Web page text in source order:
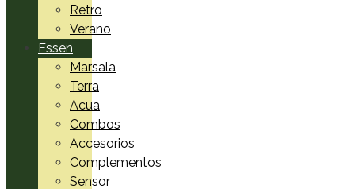
Retro
Verano
Essen
Marsala
Terra
Acua
Combos
Accesorios
Complementos
Sensor